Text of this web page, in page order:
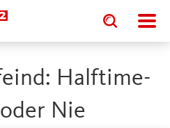
Toggle
search
input
Toggle
search
input
Halftime-
Nie